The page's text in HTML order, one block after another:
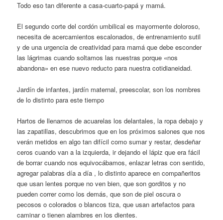
Todo eso tan diferente a casa-cuarto-papá y mamá.
El segundo corte del cordón umbilical es mayormente doloroso,
necesita de acercamientos escalonados, de entrenamiento sutil
y de una urgencia de creatividad para mamá que debe esconder
las lágrimas cuando soltamos las nuestras porque «nos
abandona» en ese nuevo reducto para nuestra cotidianeidad.
Jardín de infantes, jardín maternal, preescolar, son los nombres
de lo distinto para este tiempo
Hartos de llenarnos de acuarelas los delantales, la ropa debajo y
las zapatillas, descubrimos que en los próximos salones que nos
verán metidos en algo tan difícil como sumar y restar, desdeñar
ceros cuando van a la izquierda, ir dejando el lápiz que era fácil
de borrar cuando nos equivocábamos, enlazar letras con sentido,
agregar palabras día a día , lo distinto aparece en compañeritos
que usan lentes porque no ven bien, que son gorditos y no
pueden correr como los demás, que son de piel oscura o
pecosos o colorados o blancos tiza, que usan artefactos para
caminar o tienen alambres en los dientes.